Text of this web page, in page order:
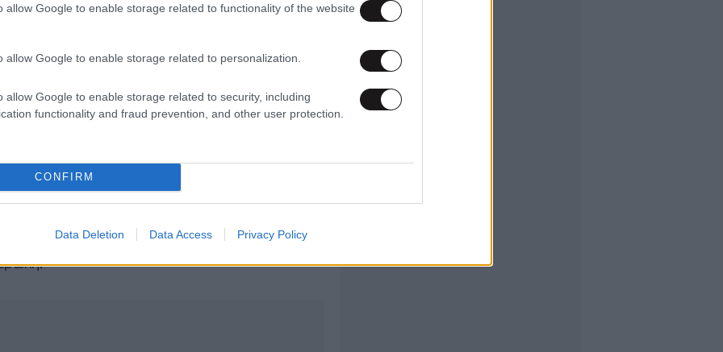
allow Google to enable storage related to functionality of the website
allow Google to enable storage related to personalization.
allow Google to enable storage related to security, including
functionality and fraud prevention, and other user protection.
CONFIRM
Data Deletion Data Access Privacy Policy
και το «πέρασμα του
τον φόβο ότι ένας από τους κύριους
είναι η εξάσκηση για την κατάληψη του
που συνδέει την Πολωνία με τη Λιθουανία
ανάμεσα στη Λευκορωσία και τον ρωσικό
κρίσιμη περιοχή, γνωστή ως η
θα μπορούσε να αποκόψει τις χερσαίες δυνάμεις